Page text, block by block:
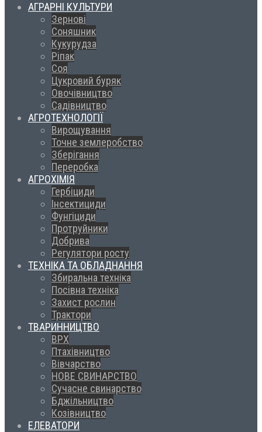
АГРАРНІ КУЛЬТУРИ
Зернові
Соняшник
Кукурудза
Ріпак
Соя
Цукровий буряк
Овочівництво
Садівництво
АГРОТЕХНОЛОГІЇ
Вирощування
Точне землеробство
Зберігання
Переробка
АГРОХІМІЯ
Гербіциди
Інсектициди
Фунгіциди
Протруйники
Добрива
Регулятори росту
ТЕХНІКА ТА ОБЛАДНАННЯ
Збиральна техніка
Посівна техніка
Захист рослин
Трактори
ТВАРИННИЦТВО
ВРХ
Птахівництво
Вівчарство
НОВЕ СВИНАРСТВО
Сучасне свинарство
Бджільництво
Козівництво
ЕЛЕВАТОРИ